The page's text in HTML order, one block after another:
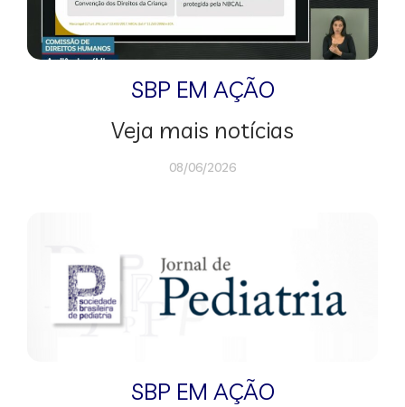
SBP EM AÇÃO
Veja mais notícias
08/06/2026
SBP EM AÇÃO